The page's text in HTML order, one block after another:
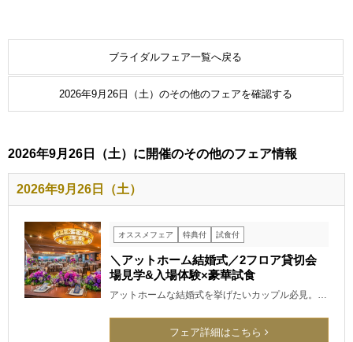
ブライダルフェア一覧へ戻る
2026年9月26日（土）のその他のフェアを確認する
2026年9月26日（土）に開催のその他のフェア情報
2026年9月26日（土）
オススメフェア 特典付 試食付
＼アットホーム結婚式／2フロア貸切会
場見学&入場体験×豪華試食
アットホームな結婚式を挙げたいカップル必見。…
フェア詳細はこちら